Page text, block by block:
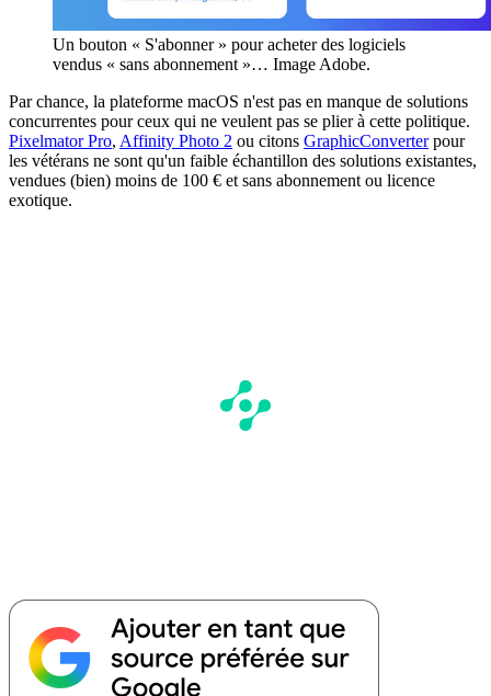
Un bouton « S'abonner » pour acheter des logiciels
vendus « sans abonnement »… Image Adobe.
Par chance, la plateforme macOS n'est pas en manque de solutions
concurrentes pour ceux qui ne veulent pas se plier à cette politique.
Pixelmator Pro, Affinity Photo 2 ou citons GraphicConverterpour
les vétérans ne sont qu'un faible échantillon des solutions existantes,
vendues (bien) moins de 100 € et sans abonnement ou licence
exotique.